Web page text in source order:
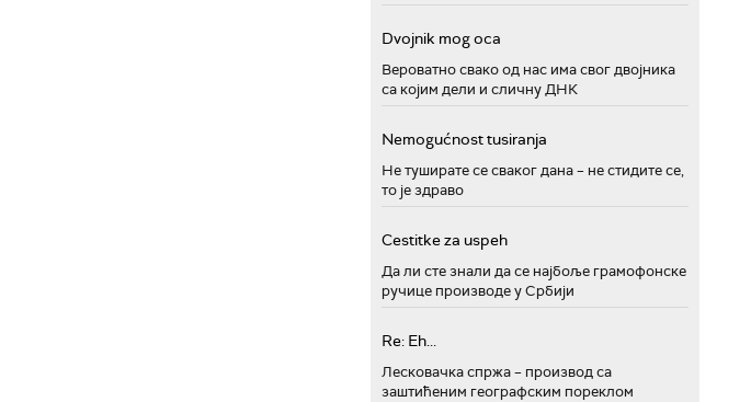
Dvojnik mog oca
Вероватно свако од нас има свог двојника
са којим дели и сличну ДНК
Nemogućnost tusiranja
Не туширате се сваког дана – не стидите се,
то је здраво
Cestitke za uspeh
Да ли сте знали да се најбоље грамофонске
ручице производе у Србији
Re: Eh...
Лесковачка спржа – производ са
заштићеним географским пореклом